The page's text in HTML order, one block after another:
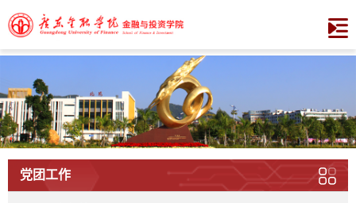
党团工作